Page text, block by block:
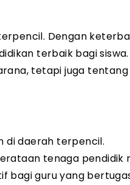
Dengan
terbaik bagi siswa.
tetapi juga tentang
di daerah terpencil.
tenaga pendidik
bagi guru yang